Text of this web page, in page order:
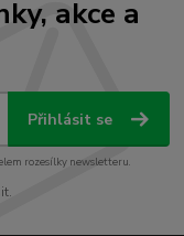
akce a
Přihlásit se
rozesílky newsletteru.